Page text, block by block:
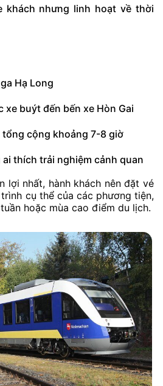
khách nhưng linh hoạt về thời
Hạ Long
xe buýt đến bến xe Hòn Gai
cộng khoảng 7-8 giờ
thích trải nghiệm cảnh quan
lợi nhất, hành khách nên đặt vé
cụ thể của các phương tiện,
hoặc mùa cao điểm du lịch.